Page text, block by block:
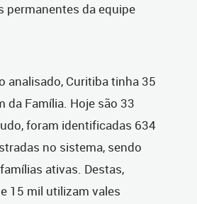
permanentes da equipe
analisado, Curitiba tinha 35
da Família. Hoje são 33
foram identificadas 634
no sistema, sendo
ativas. Destas,
15 mil utilizam vales